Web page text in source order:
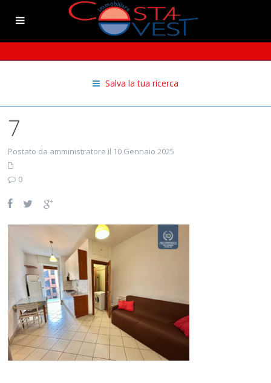
Salva la tua ricerca
7
Postato da amministratore il 10 Gennaio 2025
0